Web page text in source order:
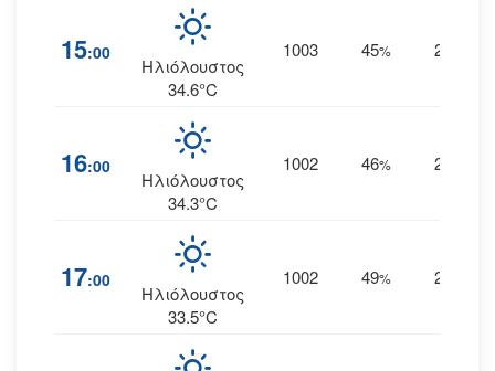
15:00
Ηλιόλουστος
34.6°C
1003 45% 24
16:00
Ηλιόλουστος
34.3°C
1002 46% 22
17:00
Ηλιόλουστος
33.5°C
1002 49% 21